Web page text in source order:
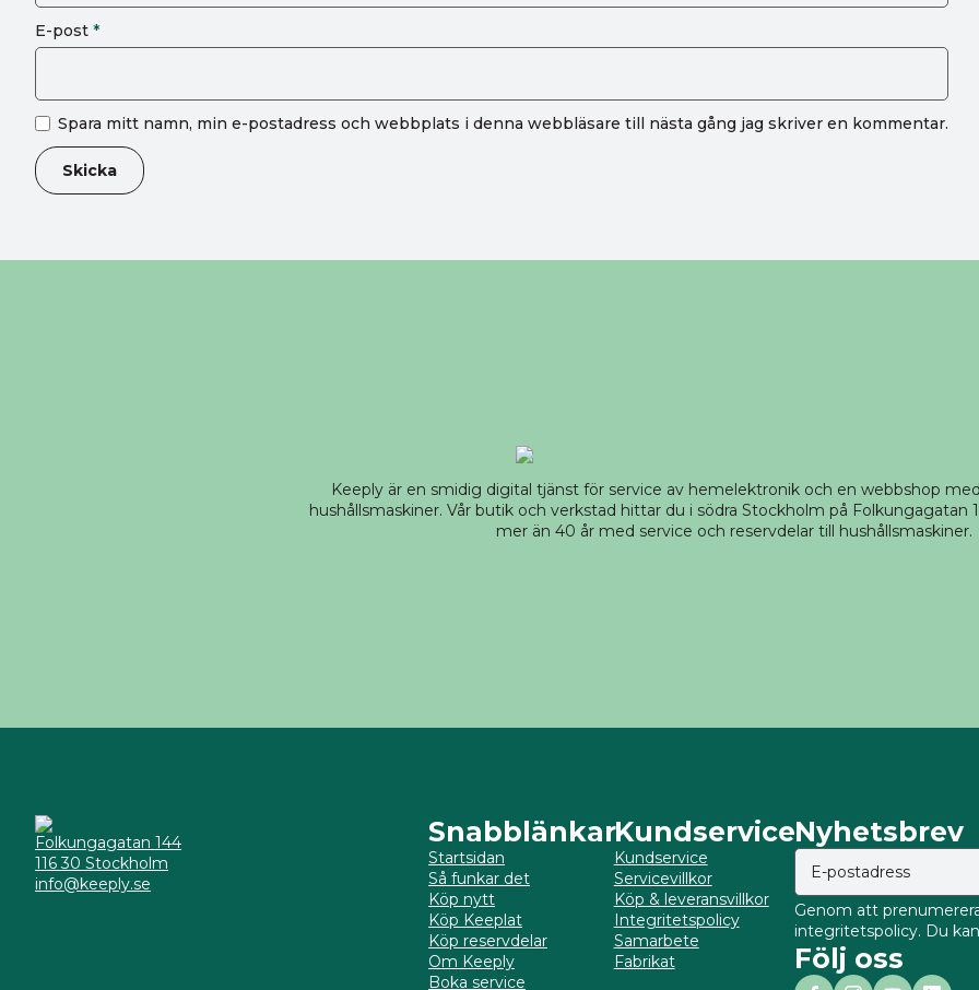
E-post *
Spara mitt namn, min e-postadress och webbplats i denna webbläsare till nästa gång jag skriver en kommentar.
Keeply är en smidig digital tjänst för service av hemelektronik och en webbshop
hushållsmaskiner. Vår butik och verkstad hittar du i södra Stockholm på Folkungagatan
mer än 40 år med service och reservdelar till hushållsmaskiner.
Folkungagatan 144
116 30 Stockholm
info@keeply.se
Snabblänkar
Startsidan
Så funkar det
Köp nytt
Köp Keeplat
Köp reservdelar
Om Keeply
Boka service
Kundservice
Kundservice
Servicevillkor
Köp & leveransvillkor
Integritetspolicy
Samarbete
Fabrikat
Nyhetsbrev
Genom att
integritetspolicy. Du
Följ oss